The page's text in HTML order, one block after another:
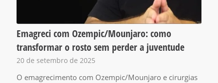
Emagreci com Ozempic/Mounjaro: como
transformar o rosto sem perder a juventude
20 de setembro de 2025
O emagrecimento com Ozempic/Mounjaro e cirurgias